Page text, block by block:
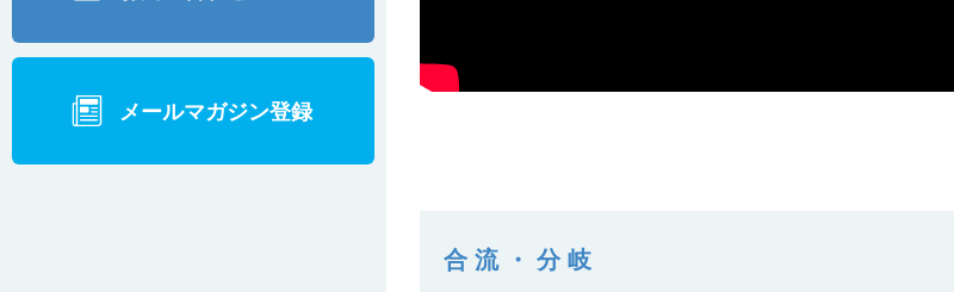
シュート（コロコンキャリヤー仕様）
ゴミ受けカバー
コンベヤカバー
メールマガジン登録
合流・分岐